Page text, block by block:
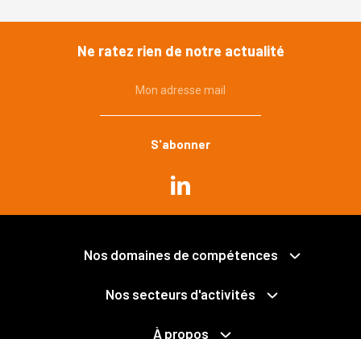
Ne ratez rien de notre actualité
Mon adresse mail
Nos domaines de compétences
Commande publique
Urbanisme, environnement
Immobilier, construction
Collectivités territoriales et intercommunalité
Fonction publique
NTIC / Données personnelles
Nos secteurs d'activités
Mobilités
Déchets
Logements
À propos
Le cabinet